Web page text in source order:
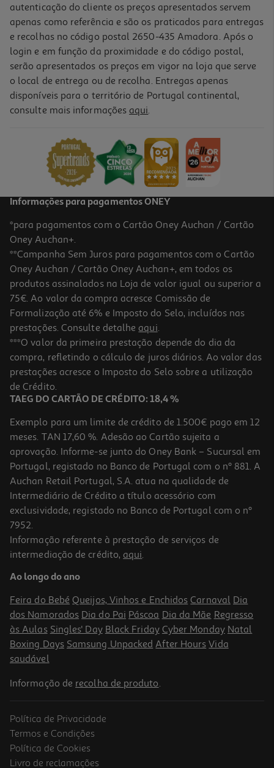
4.5
Frutas Origens Bio Mix Frutos Vermelhos 300g
4.0
Morangos Origens Bio Morangos 280g
14.25 €/Kg
3,99 €
Polpa Açaí Bio Brasfrut 400g
20.47 €/Kg
8,19 €
autenticação do cliente os preços apresentados servem
apenas como referência e são os praticados para entregas
e recolhas no código postal 2650-435 Amadora. Após o
login e em função da proximidade e do código postal,
serão apresentados os preços em vigor na loja que serve
o local de entrega ou de recolha. Entregas apenas
disponíveis para o território de Portugal continental,
consulte mais informações aqui.
Informações para pagamentos ONEY
*para pagamentos com o Cartão Oney Auchan / Cartão
Oney Auchan+.
**Campanha Sem Juros para pagamentos com o Cartão
Oney Auchan / Cartão Oney Auchan+, em todos os
produtos assinalados na Loja de valor igual ou superior a
75€. Ao valor da compra acresce Comissão de
Formalização até 6% e Imposto do Selo, incluídos nas
prestações. Consulte detalhe aqui.
***O valor da primeira prestação depende do dia da
compra, refletindo o cálculo de juros diários. Ao valor das
prestações acresce o Imposto do Selo sobre a utilização
de Crédito.
TAEG DO CARTÃO DE CRÉDITO: 18,4 %
Exemplo para um limite de crédito de 1.500€ pago em 12
meses. TAN 17,60 %. Adesão ao Cartão sujeita a
aprovação. Informe-se junto do Oney Bank – Sucursal em
Portugal, registado no Banco de Portugal com o nº 881. A
Auchan Retail Portugal, S.A. atua na qualidade de
Intermediário de Crédito a título acessório com
exclusividade, registado no Banco de Portugal com o nº
7952.
Informação referente à prestação de serviços de
intermediação de crédito, aqui.
Ao longo do ano
Feira do Bebé Queijos, Vinhos e Enchidos Carnaval Dia
dos Namorados Dia do Pai Páscoa Dia da Mãe Regresso
às Aulas Singles' Day Black Friday Cyber Monday Natal
Boxing Days Samsung Unpacked After Hours Vida
saudável
Informação de recolha de produto.
Política de Privacidade
Termos e Condições
Política de Cookies
Livro de reclamações